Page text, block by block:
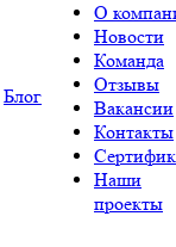
Блог
О
Новости
Команда
Отзывы
Вакансии
Контакты
Наши
проекты